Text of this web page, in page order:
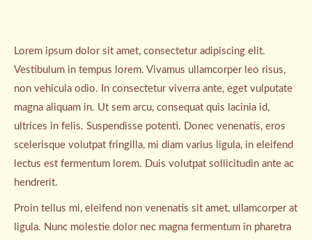
Lorem ipsum dolor sit amet, consectetur adipiscing elit.
Vestibulum in tempus lorem. Vivamus ullamcorper leo risus,
non vehicula odio. In consectetur viverra ante, eget vulputate
magna aliquam in. Ut sem arcu, consequat quis lacinia id,
ultrices in felis. Suspendisse potenti. Donec venenatis, eros
scelerisque volutpat fringilla, mi diam varius ligula, in eleifend
lectus est fermentum lorem. Duis volutpat sollicitudin ante ac
hendrerit.
Proin tellus mi, eleifend non venenatis sit amet, ullamcorper at
ligula. Nunc molestie dolor nec magna fermentum in pharetra